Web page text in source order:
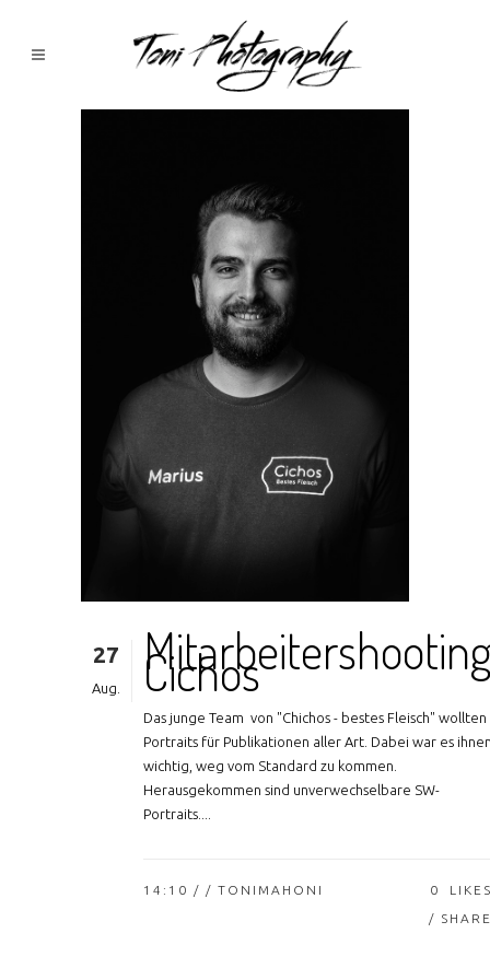
27
Aug. Cichos
Das junge Team von "Chichos - bestes Fleisch" wollten
Portraits für Publikationen aller Art. Dabei war es
wichtig, weg vom Standard zu kommen.
Herausgekommen sind unverwechselbare SW-
Portraits....
14:10 / / TONIMAHONI 0